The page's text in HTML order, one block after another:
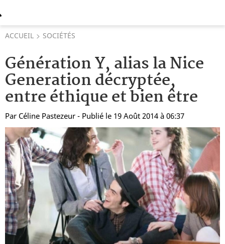
ACCUEIL SOCIÉTÉS
Génération Y, alias la Nice
Generation décryptée,
entre éthique et bien être
Par Céline Pastezeur - Publié le 19 Août 2014 à 06:37